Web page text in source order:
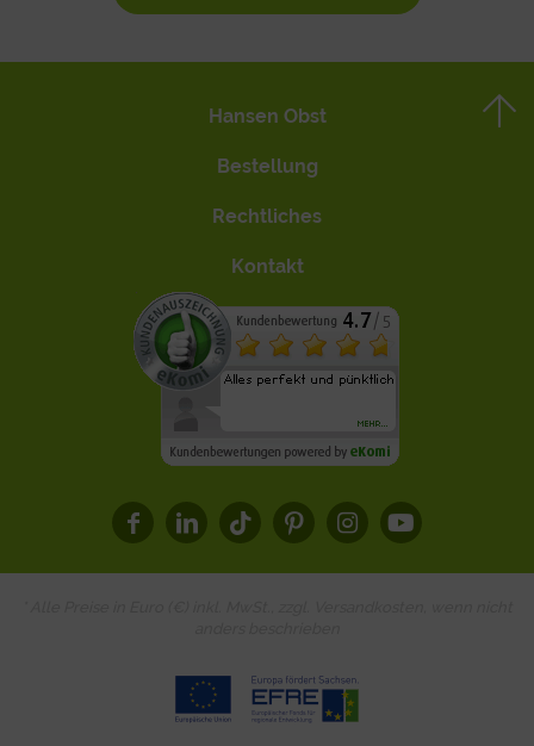
Hansen Obst
Bestellung
Rechtliches
Kontakt